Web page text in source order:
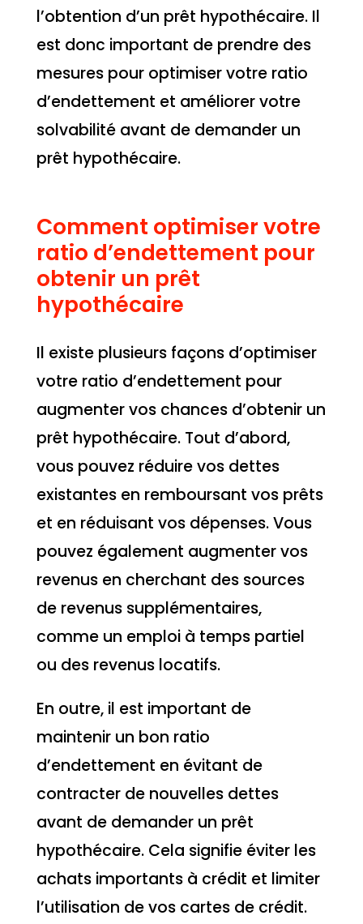
l’obtention d’un prêt hypothécaire. Il
est donc important de prendre des
mesures pour optimiser votre ratio
d’endettement et améliorer votre
solvabilité avant de demander un
prêt hypothécaire.
Comment optimiser votre
ratio d’endettement pour
obtenir un prêt
hypothécaire
Il existe plusieurs façons d’optimiser
votre ratio d’endettement pour
augmenter vos chances d’obtenir un
prêt hypothécaire. Tout d’abord,
vous pouvez réduire vos dettes
existantes en remboursant vos prêts
et en réduisant vos dépenses. Vous
pouvez également augmenter vos
revenus en cherchant des sources
de revenus supplémentaires,
comme un emploi à temps partiel
ou des revenus locatifs.
En outre, il est important de
maintenir un bon ratio
d’endettement en évitant de
contracter de nouvelles dettes
avant de demander un prêt
hypothécaire. Cela signifie éviter les
achats importants à crédit et limiter
l’utilisation de vos cartes de crédit.